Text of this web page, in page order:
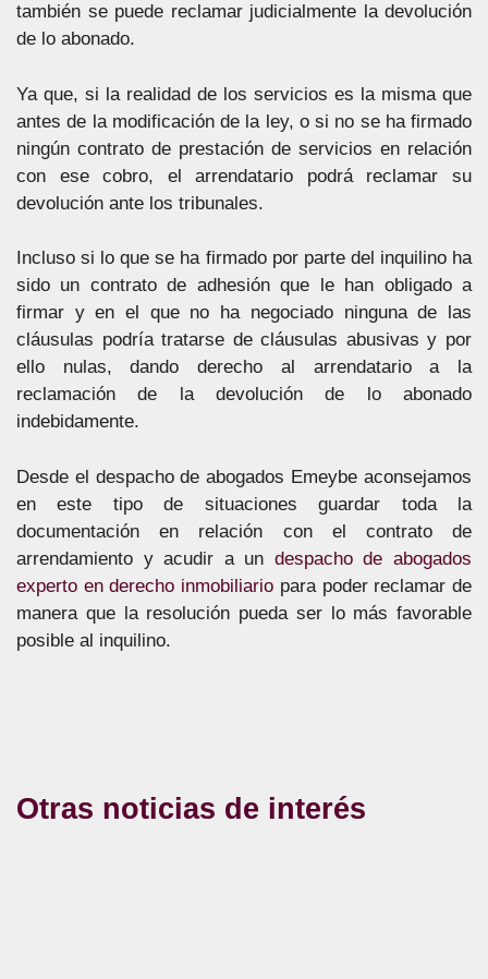
también se puede reclamar judicialmente la devolución
de lo abonado.
Ya que, si la realidad de los servicios es la misma que
antes de la modificación de la ley, o si no se ha firmado
ningún contrato de prestación de servicios en relación
con ese cobro, el arrendatario podrá reclamar su
devolución ante los tribunales.
Incluso si lo que se ha firmado por parte del inquilino ha
sido un contrato de adhesión que le han obligado a
firmar y en el que no ha negociado ninguna de las
cláusulas podría tratarse de cláusulas abusivas y por
ello nulas, dando derecho al arrendatario a la
reclamación de la devolución de lo abonado
indebidamente.
Desde el despacho de abogados Emeybe aconsejamos
en este tipo de situaciones guardar toda la
documentación en relación con el contrato de
arrendamiento y acudir a un despacho de abogados
experto en derecho inmobiliario para poder reclamar de
manera que la resolución pueda ser lo más favorable
posible al inquilino.
Otras noticias de interés